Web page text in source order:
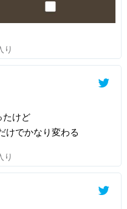
り
たけど
けでかなり変わる
り